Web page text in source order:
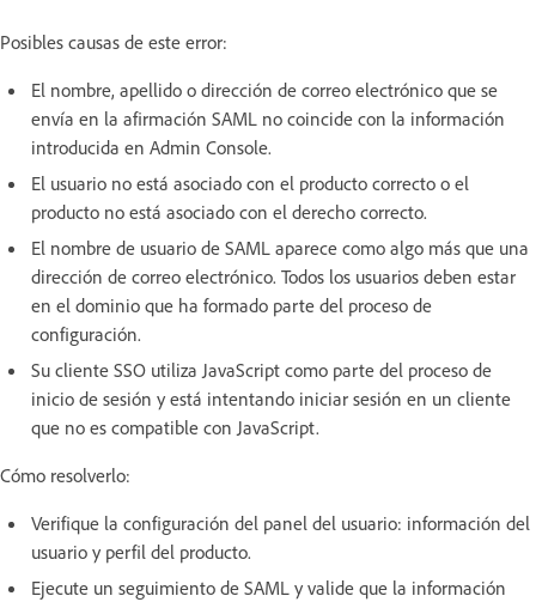
Posibles causas de este error:
El nombre, apellido o dirección de correo electrónico que se
envía en la afirmación SAML no coincide con la información
introducida en Admin Console.
El usuario no está asociado con el producto correcto o el
producto no está asociado con el derecho correcto.
El nombre de usuario de SAML aparece como algo más que una
dirección de correo electrónico. Todos los usuarios deben estar
en el dominio que ha formado parte del proceso de
configuración.
Su cliente SSO utiliza JavaScript como parte del proceso de
inicio de sesión y está intentando iniciar sesión en un cliente
que no es compatible con JavaScript.
Cómo resolverlo:
Verifique la configuración del panel del usuario: información del
usuario y perfil del producto.
Ejecute un seguimiento de SAML y valide que la información